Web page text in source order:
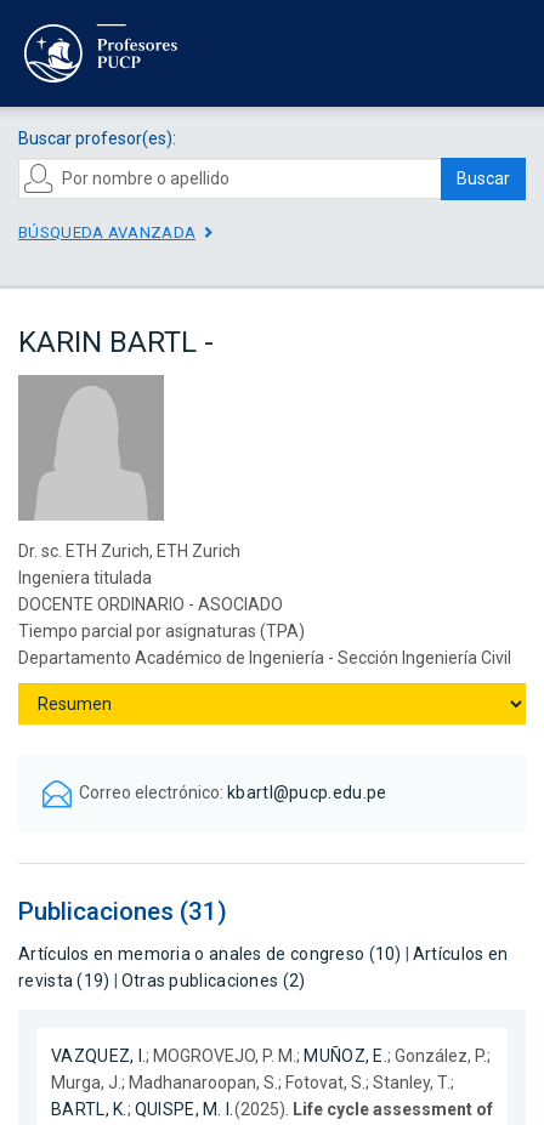
Buscar profesor(es):
Buscar
BÚSQUEDA AVANZADA
KARIN BARTL -
Dr. sc. ETH Zurich, ETH Zurich
Ingeniera titulada
DOCENTE ORDINARIO - ASOCIADO
Tiempo parcial por asignaturas (TPA)
Departamento Académico de Ingeniería - Sección Ingeniería Civil
Correo electrónico: kbartl@pucp.edu.pe
Publicaciones (31)
Artículos en memoria o anales de congreso (10)
Artículos en
revista (19)
Otras publicaciones (2)
VAZQUEZ, I.; MOGROVEJO, P. M.; MUÑOZ, E.; González, P.;
Murga, J.; Madhanaroopan, S.; Fotovat, S.; Stanley, T.;
BARTL, K. ; QUISPE, M. I. (2025).
Life cycle assessment of